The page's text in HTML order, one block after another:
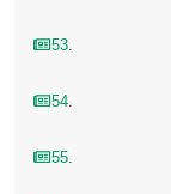
53.
54.
55.